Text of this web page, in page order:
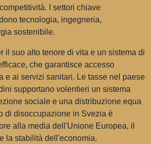
I settori chiave
tecnologia, ingegneria,
sostenibile.
il suo alto tenore di vita e un sistema di
che garantisce accesso
e ai servizi sanitari. Le tasse nel paese
supportano volentieri un sistema
sociale e una distribuzione equa
di disoccupazione in Svezia è
alla media dell'Unione Europea, il
la stabilità dell'economia.